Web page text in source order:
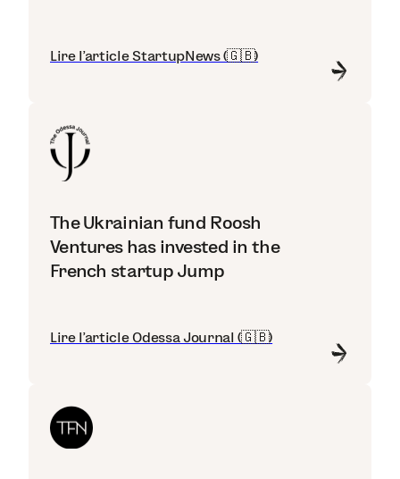
Lire l'article StartupNews (🇬🇧)
The Ukrainian fund Roosh
Ventures has invested in the
French startup Jump
Lire l'article Odessa Journal (🇬🇧)